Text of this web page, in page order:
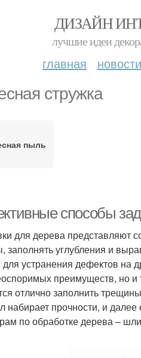
ДИЗАЙН
лучшие идеи
главная новости
стружка
пыль
способы
для дерева представляют
заполнять углубления и
устранения дефектов на
преимуществ, но и
отлично заполнить
набирает прочности, и
по обработке дерева –